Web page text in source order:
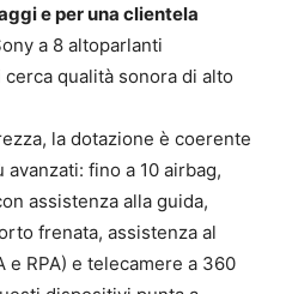
e per una clientela
a 8 altoparlanti
qualità sonora di alto
la dotazione è coerente
fino a 10 airbag,
assistenza alla guida,
frenata, assistenza al
e RPA) e telecamere a 360